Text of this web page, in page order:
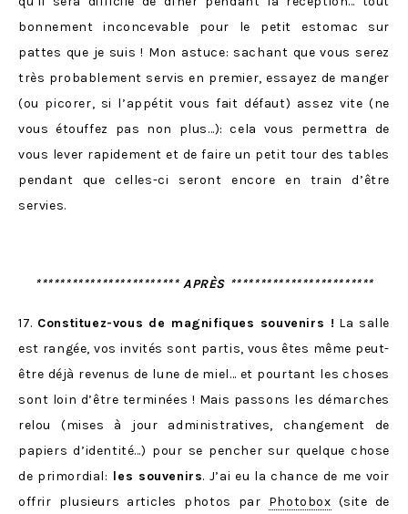
bonnement inconcevable pour le petit estomac sur
pattes que je suis ! Mon astuce: sachant que vous serez
très probablement servis en premier, essayez de manger
(ou picorer, si l’appétit vous fait défaut) assez vite (ne
vous étouffez pas non plus…): cela vous permettra de
vous lever rapidement et de faire un petit tour des tables
pendant que celles-ci seront encore en train d’être
servies.
************************ APRÈS ************************
17. Constituez-vous de magnifiques souvenirs ! La salle
est rangée, vos invités sont partis, vous êtes même peut-
être déjà revenus de lune de miel… et pourtant les choses
sont loin d’être terminées ! Mais passons les démarches
relou (mises à jour administratives, changement de
papiers d’identité…) pour se pencher sur quelque chose
de primordial: les souvenirs. J’ai eu la chance de me voir
offrir plusieurs articles photos par Photobox (site de